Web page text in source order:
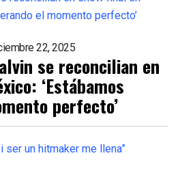
22, 2025
se reconcilian en
‘Estábamos
perfecto’